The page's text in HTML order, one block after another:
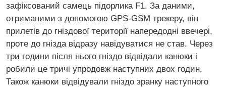
зафіксований самець підорлика F1. За даними,
отриманими з допомогою GPS-GSM трекеру, він
прилетів до гніздової території напередодні ввечері,
проте до гнізда відразу навідуватися не став. Через
три години після нього гніздо відвідали канюки і
робили це тричі упродовж наступних двох годин.
Також канюки відвідували гніздо зранку наступного